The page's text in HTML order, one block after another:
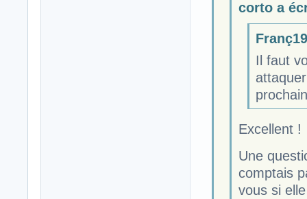
corto a
Il faut
Excellent !
Une
comptais
vous si